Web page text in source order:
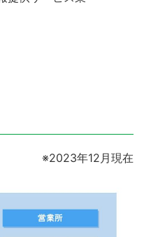
※2023年12月現在